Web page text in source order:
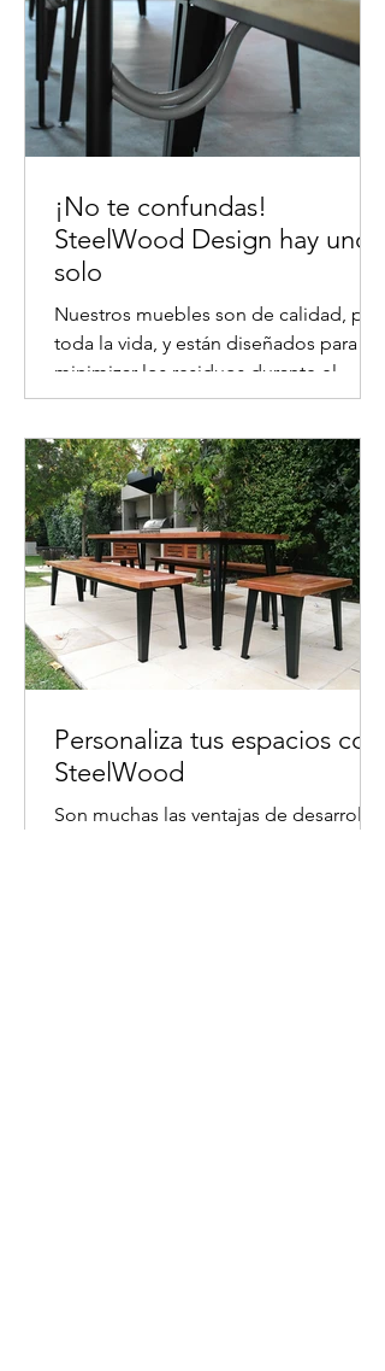
¡No te confundas!
SteelWood Design hay uno
solo
Nuestros muebles son de calidad, para
toda la vida, y están diseñados para
minimizar los residuos durante el
proceso de fabricación y...
Personaliza tus espacios con
SteelWood
Son muchas las ventajas de desarrollar